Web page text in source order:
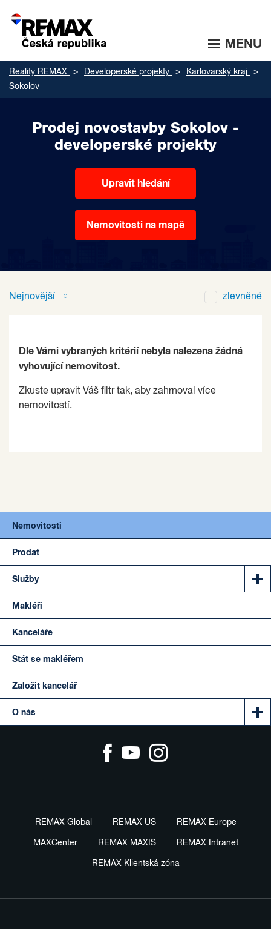
MENU
Reality REMAX Developerské projekty
Karlovarský kraj
Sokolov
Prodej novostavby Sokolov -
developerské projekty
Upravit hledání
Nemovitosti na mapě
Nejnovější zlevněné
Dle Vámi vybraných kritérií nebyla nalezena žádná
vyhovující nemovitost.
Zkuste upravit Váš filtr tak, aby zahrnoval více
nemovitostí.
Nemovitosti
Prodat
Služby
Makléři
Kanceláře
Stát se makléřem
Založit kancelář
O nás
REMAX Global REMAX US REMAX Europe
MAXCenter REMAX MAXIS REMAX Intranet
REMAX Klientská zóna